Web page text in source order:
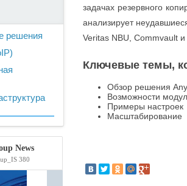
решения
задачах резервного
анализирует
Veritas NBU, Commvault
Ключевые темы,
Обзор решения
Возможности
Примеры настроек
Масштабирование